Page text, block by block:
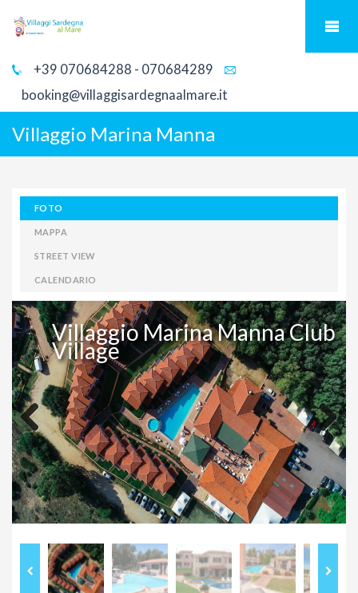
+39 070684288 - 070684289
booking@villaggisardegnaalmare.it
Villaggio Marina Manna
FOTO
MAPPA
STREET VIEW
CALENDARIO
Villaggio Marina Manna Club
Village
Previous Next